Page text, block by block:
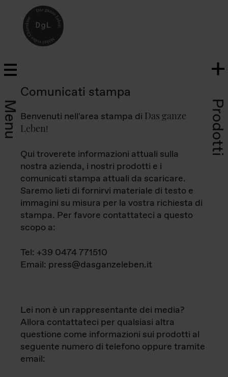
Menu Prodotti
Comunicati stampa
Benvenuti nell'area stampa di Das ganze
Leben!
Qui troverete informazioni attuali sulla
nostra azienda, i nostri prodotti e i
comunicati stampa attuali da scaricare.
Saremo lieti di fornirvi materiale di testo e
immagini su misura per la vostra richiesta di
stampa. Per favore contattateci a questo
scopo a:
Tel: +39 0474 771510
Email: press@dasganzeleben.it
Lei non è un rappresentante dei media?
Allora contattateci per qualsiasi altra
questione come informazioni sui prodotti al
seguente numero di telefono oppure tramite
email: